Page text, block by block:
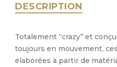
DESCRIPTION
Totalement “crazy” et
toujours en mouvement,
élaborées à partir de